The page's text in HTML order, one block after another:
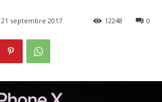
21 septembre 2017 0
12248